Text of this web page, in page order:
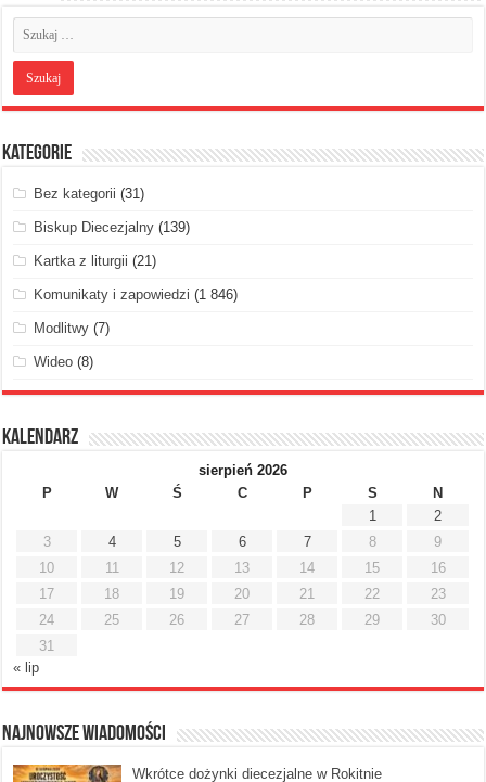
Kategorie
Bez kategorii (31)
Biskup Diecezjalny (139)
Kartka z liturgii (21)
Komunikaty i zapowiedzi (1 846)
Modlitwy (7)
Wideo (8)
Kalendarz
sierpień 2026
P
W Ś C P S
N
1
2
3
4 5 6 7 8
9
10
11 12 13 14 15
16
17
18 19 20 21 22
23
24
25 26 27 28 29
30
31
« lip
Najnowsze Wiadomości
Wkrótce dożynki diecezjalne w Rokitnie